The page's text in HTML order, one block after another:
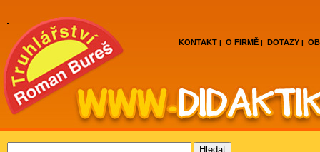
KONTAKT | O FIRMĚ | DOTAZY |